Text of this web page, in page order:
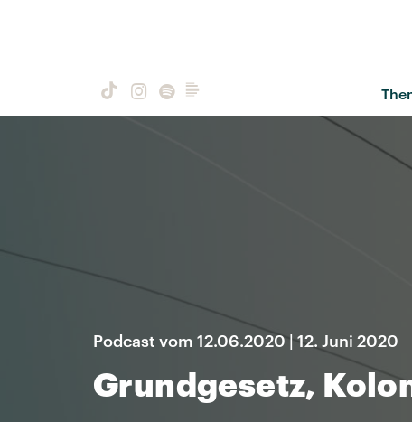
Podcast vom 12.06.2020 | 12. Juni 2020
Grundgesetz,